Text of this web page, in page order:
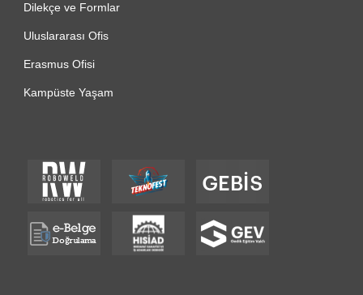
Dilekçe ve Formlar
Uluslararası Ofis
Erasmus Ofisi
Kampüste Yaşam